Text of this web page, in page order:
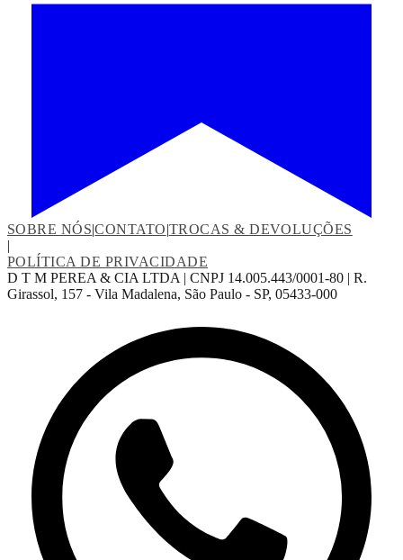
SOBRE NÓS|CONTATO|TROCAS & DEVOLUÇÕES
|
POLÍTICA DE PRIVACIDADE
D T M PEREA & CIA LTDA | CNPJ 14.005.443/0001-80 | R.
Girassol, 157 - Vila Madalena, São Paulo - SP, 05433-000